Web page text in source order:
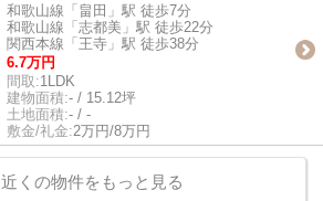
和歌山線「畠田」駅 徒歩7分
和歌山線「志都美」駅 徒歩22分
関西本線「王寺」駅 徒歩38分
6.7万円
間取:1LDK
建物面積:- / 15.12坪
土地面積:- / -
敷金/礼金:2万円/8万円
近くの物件をもっと見る